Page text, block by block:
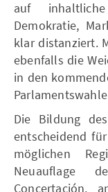
auf inhaltliche
Demokratie,
klar distanziert.
ebenfalls die
in den
Die Bildung
entscheidend
möglichen
Neuauflage
Concertación,